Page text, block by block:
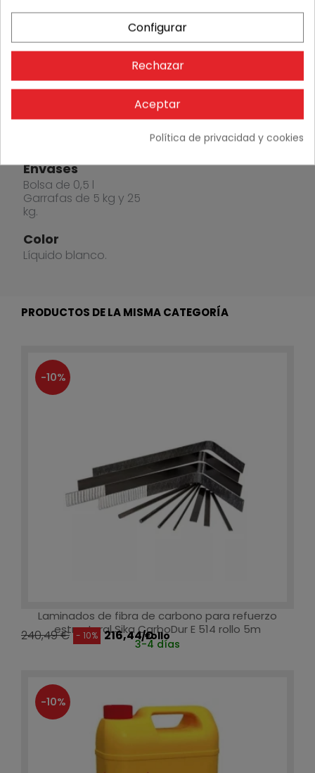
yeso acto
seguido.
aplicable en
recrecidos
Envases
Bolsa de 0,5 l
Garrafas de 5 kg y 25
kg.
Color
Líquido blanco.
PRODUCTOS DE LA MISMA CATEGORÍA
-10%
Laminados de fibra de carbono para refuerzo
estructural Sika CarboDur E 514 rollo 5m
240,49 € - 10% 216,44 €/rollo
3-4 días
-10%
Configurar
Rechazar
Aceptar
Política de privacidad y cookies